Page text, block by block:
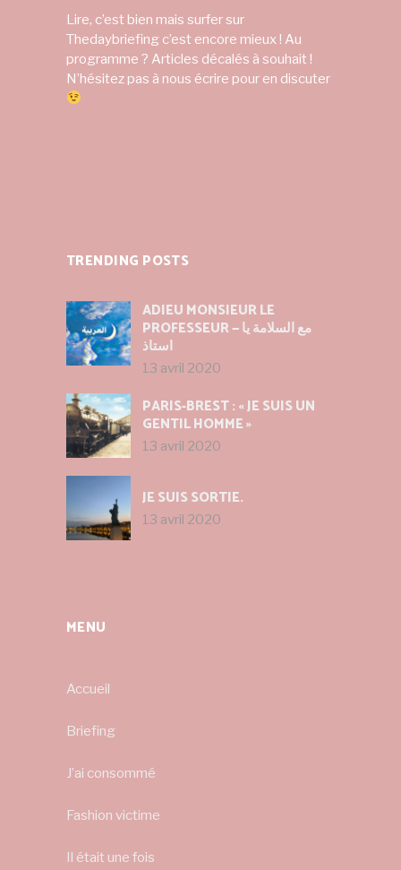
Lire, c’est bien mais surfer sur
Thedaybriefing c’est encore mieux ! Au
programme ? Articles décalés à souhait !
N’hésitez pas à nous écrire pour en discuter
TRENDING POSTS
ADIEU MONSIEUR LE
PROFESSEUR — مع السلامة يا
استاذ
13 avril 2020
PARIS-BREST : « JE SUIS UN
GENTIL HOMME »
13 avril 2020
JE SUIS SORTIE.
13 avril 2020
MENU
Accueil
Briefing
J’ai consommé
Fashion victime
Il était une fois